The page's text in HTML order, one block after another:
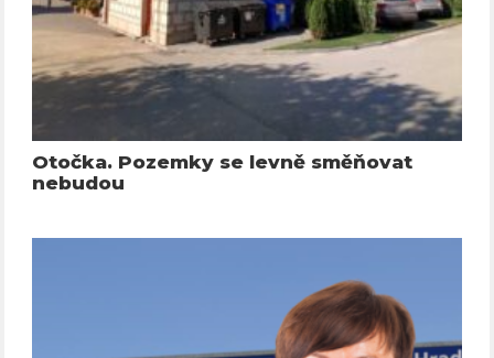
Otočka. Pozemky se levně směňovat
nebudou